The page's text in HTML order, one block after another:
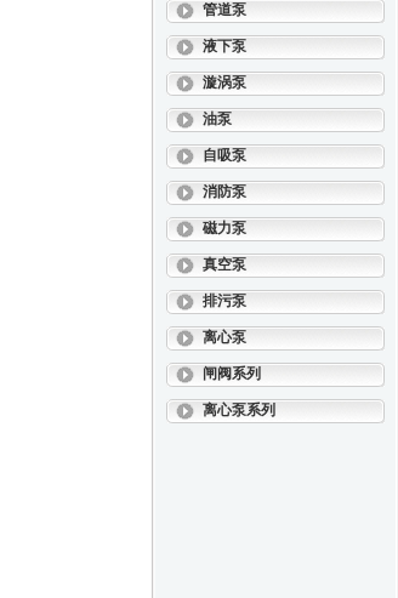
管道泵
液下泵
漩涡泵
油泵
自吸泵
消防泵
磁力泵
真空泵
排污泵
离心泵
闸阀系列
离心泵系列